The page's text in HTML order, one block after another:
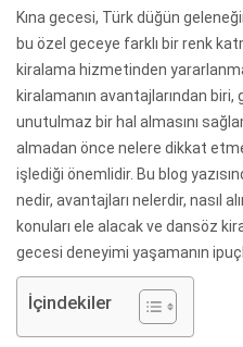
Kına gecesi, Türk düğün
bu özel geceye farklı bir renk
kiralama hizmetinden
kiralamanın avantajlarından
unutulmaz bir hal almasını
almadan önce nelere dikkat
işlediği önemlidir. Bu blog
nedir, avantajları nelerdir, nasıl
konuları ele alacak ve dansöz
gecesi deneyimi yaşamanın
İçindekiler